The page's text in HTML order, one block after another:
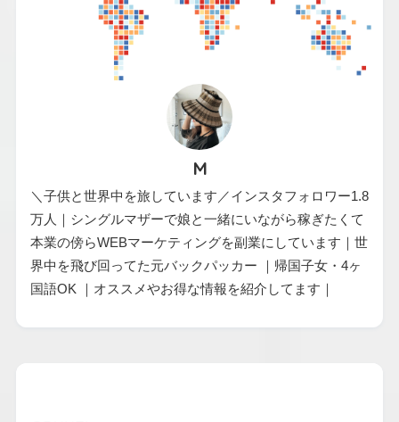
M
＼子供と世界中を旅しています／インスタフォロワー1.8
万人｜シングルマザーで娘と一緒にいながら稼ぎたくて
本業の傍らWEBマーケティングを副業にしています｜世
界中を飛び回ってた元バックパッカー ｜帰国子女・4ヶ
国語OK ｜オススメやお得な情報を紹介してます｜